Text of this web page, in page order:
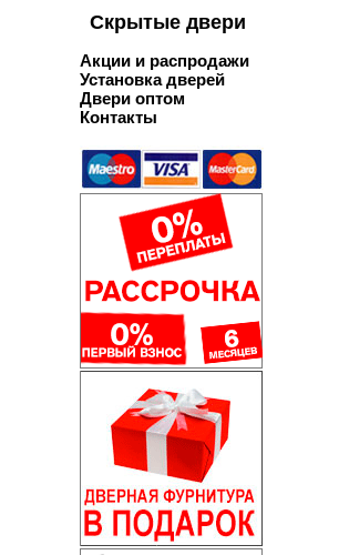
Скрытые двери
Акции и распродажи
Установка дверей
Двери оптом
Контакты